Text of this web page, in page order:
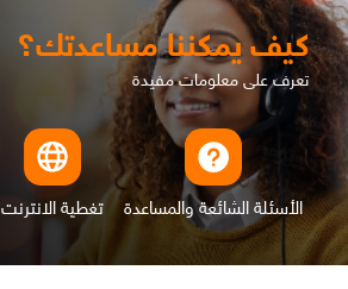
كيف يمكننا مساعدتك؟
تعرف على معلومات مفيدة
الأسئلة الشائعة والمساعدة تغطية الانترنت